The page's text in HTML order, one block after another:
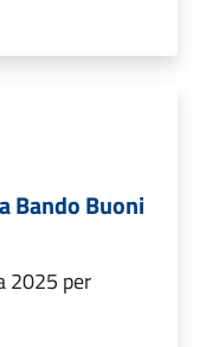
Bando Buoni
2025 per